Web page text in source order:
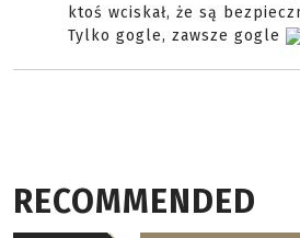
ktoś wciskał, że są
Tylko gogle, zawsze gogle
RECOMMENDED